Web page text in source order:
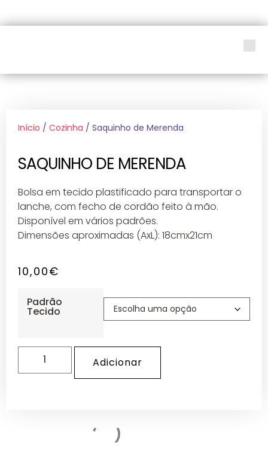
Início / Cozinha / Saquinho de Merenda
SAQUINHO DE MERENDA
Bolsa em tecido plastificado para transportar o
lanche, com fecho de cordão feito à mão.
Disponível em vários padrões.
Dimensões aproximadas (AxL): 18cmx21cm
10,00€
Padrão
Tecido
Adicionar